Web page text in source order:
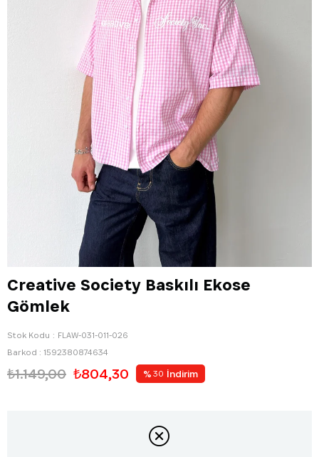
Creative Society Baskılı Ekose
Gömlek
Stok Kodu
FLAW-031-011-026
Barkod : 1592380874634
₺1.149,00 ₺804,30 % 30 İndirim